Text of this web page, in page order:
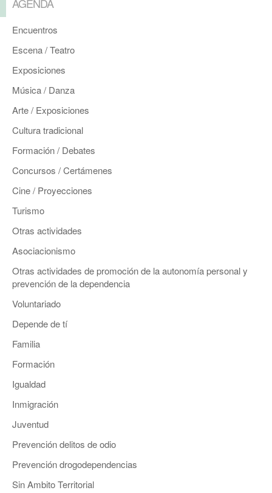
Encuentros
Escena / Teatro
Exposiciones
Música / Danza
Arte / Exposiciones
Cultura tradicional
Formación / Debates
Concursos / Certámenes
Cine / Proyecciones
Turismo
Otras actividades
Asociacionismo
Otras actividades de promoción de la autonomía personal y
prevención de la dependencia
Voluntariado
Depende de tí
Familia
Formación
Igualdad
Inmigración
Juventud
Prevención delitos de odio
Prevención drogodependencias
Sin Ambito Territorial